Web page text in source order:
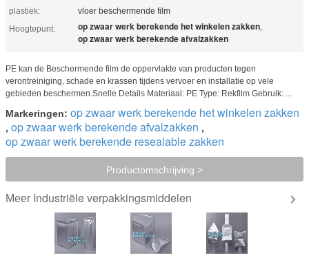
plastiek:
vloer beschermende film
Hoogtepunt:
op zwaar werk berekende het winkelen zakken,
op zwaar werk berekende afvalzakken
PE kan de Beschermende film de oppervlakte van producten tegen
verontreiniging, schade en krassen tijdens vervoer en installatie op vele
gebieden beschermen.Snelle Details Materiaal: PE Type: Rekfilm Gebruik: ...
Markeringen: op zwaar werk berekende het winkelen zakken
, op zwaar werk berekende afvalzakken ,
op zwaar werk berekende resealable zakken
Productomschrijving >
Meer Industriële verpakkingsmiddelen